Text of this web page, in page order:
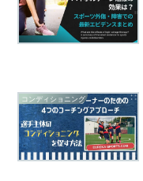
コンディショニング